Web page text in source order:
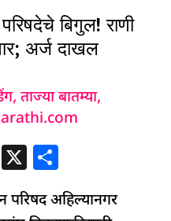
बिगुल! राणी
अर्ज दाखल
,ताज्या बातम्या,
T X
h
ar
परिषद अहिल्यानगर